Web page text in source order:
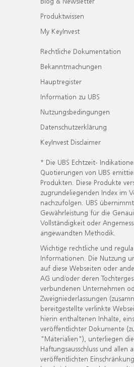
Produktwissen
My KeyInvest
Rechtliche Dokumentation
Bekanntmachungen
Hauptregister
Information zu UBS
Nutzungsbedingungen
Datenschutzerklärung
KeyInvest Disclaimer
* Die UBS Echtzeit-
Quotierungen von UBS
Produkten. Diese Produkte
zugrundeliegenden Index im
nachzufolgen. UBS
Gewährleistung für die
Vollständigkeit oder
angewandten Methodik.
Wichtige rechtliche und
Informationen. Die Nutzung
auf diese Webseiten oder
AG und/oder deren
verbundenen Unternehmen
Zweigniederlassungen
bereitgestellte verlinkte
hierin enthaltenen Inhalte,
veröffentlichter Dokumente
"Materialien"), unterliegen
Haftungsausschluss und allen
veröffentlichten